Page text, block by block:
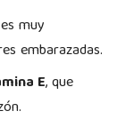
muy
embarazadas.
E, que